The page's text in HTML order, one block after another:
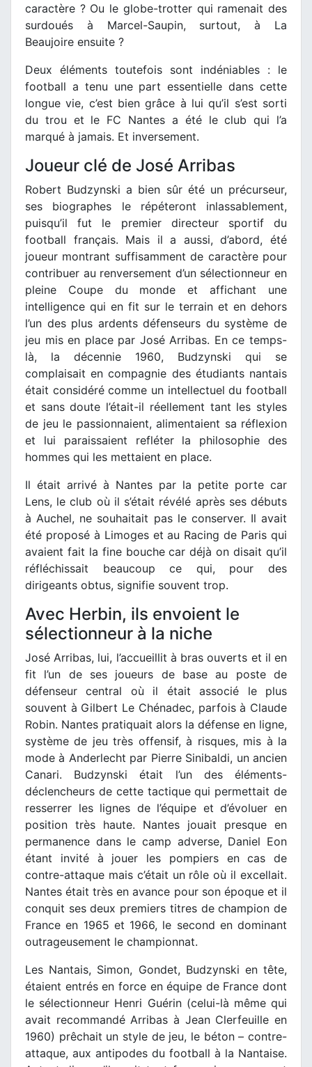
caractère ? Ou le globe-trotter qui ramenait des
surdoués à Marcel-Saupin, surtout, à La
Beaujoire ensuite ?
Deux éléments toutefois sont indéniables : le
football a tenu une part essentielle dans cette
longue vie, c’est bien grâce à lui qu’il s’est sorti
du trou et le FC Nantes a été le club qui l’a
marqué à jamais. Et inversement.
Joueur clé de José Arribas
Robert Budzynski a bien sûr été un précurseur,
ses biographes le répéteront inlassablement,
puisqu’il fut le premier directeur sportif du
football français. Mais il a aussi, d’abord, été
joueur montrant suffisamment de caractère pour
contribuer au renversement d’un sélectionneur en
pleine Coupe du monde et affichant une
intelligence qui en fit sur le terrain et en dehors
l’un des plus ardents défenseurs du système de
jeu mis en place par José Arribas. En ce temps-
là, la décennie 1960, Budzynski qui se
complaisait en compagnie des étudiants nantais
était considéré comme un intellectuel du football
et sans doute l’était-il réellement tant les styles
de jeu le passionnaient, alimentaient sa réflexion
et lui paraissaient refléter la philosophie des
hommes qui les mettaient en place.
Il était arrivé à Nantes par la petite porte car
Lens, le club où il s’était révélé après ses débuts
à Auchel, ne souhaitait pas le conserver. Il avait
été proposé à Limoges et au Racing de Paris qui
avaient fait la fine bouche car déjà on disait qu’il
réfléchissait beaucoup ce qui, pour des
dirigeants obtus, signifie souvent trop.
Avec Herbin, ils envoient le
sélectionneur à la niche
José Arribas, lui, l’accueillit à bras ouverts et il en
fit l’un de ses joueurs de base au poste de
défenseur central où il était associé le plus
souvent à Gilbert Le Chénadec, parfois à Claude
Robin. Nantes pratiquait alors la défense en ligne,
système de jeu très offensif, à risques, mis à la
mode à Anderlecht par Pierre Sinibaldi, un ancien
Canari. Budzynski était l’un des éléments-
déclencheurs de cette tactique qui permettait de
resserrer les lignes de l’équipe et d’évoluer en
position très haute. Nantes jouait presque en
permanence dans le camp adverse, Daniel Eon
étant invité à jouer les pompiers en cas de
contre-attaque mais c’était un rôle où il excellait.
Nantes était très en avance pour son époque et il
conquit ses deux premiers titres de champion de
France en 1965 et 1966, le second en dominant
outrageusement le championnat.
Les Nantais, Simon, Gondet, Budzynski en tête,
étaient entrés en force en équipe de France dont
le sélectionneur Henri Guérin (celui-là même qui
avait recommandé Arribas à Jean Clerfeuille en
1960) prêchait un style de jeu, le béton – contre-
attaque, aux antipodes du football à la Nantaise.